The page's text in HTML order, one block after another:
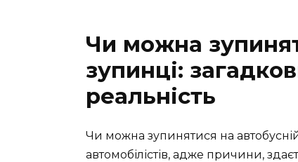
Чи можна
зупинці:
реальність
Чи можна зупинятися на
автомобілістів, адже причини,